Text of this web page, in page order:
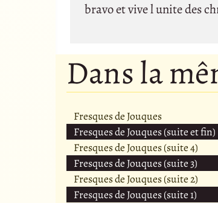
bravo et vive l unite des
Dans la
Fresques de Jouques
Fresques de Jouques (suite et fin)
Fresques de Jouques (suite 4)
Fresques de Jouques (suite 3)
Fresques de Jouques (suite 2)
Fresques de Jouques (suite 1)